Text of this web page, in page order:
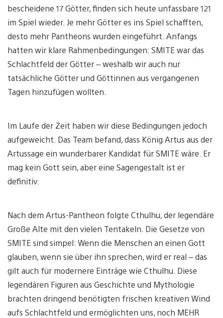
bescheidene 17 Götter, finden sich heute unfassbare 121
im Spiel wieder. Je mehr Götter es ins Spiel schafften,
desto mehr Pantheons wurden eingeführt. Anfangs
hatten wir klare Rahmenbedingungen: SMITE war das
Schlachtfeld der Götter – weshalb wir auch nur
tatsächliche Götter und Göttinnen aus vergangenen
Tagen hinzufügen wollten.
Im Laufe der Zeit haben wir diese Bedingungen jedoch
aufgeweicht. Das Team befand, dass König Artus aus der
Artussage ein wunderbarer Kandidat für SMITE wäre. Er
mag kein Gott sein, aber eine Sagengestalt ist er
definitiv.
Nach dem Artus-Pantheon folgte Cthulhu, der legendäre
Große Alte mit den vielen Tentakeln. Die Gesetze von
SMITE sind simpel: Wenn die Menschen an einen Gott
glauben, wenn sie über ihn sprechen, wird er real – das
gilt auch für modernere Einträge wie Cthulhu. Diese
legendären Figuren aus Geschichte und Mythologie
brachten dringend benötigten frischen kreativen Wind
aufs Schlachtfeld und ermöglichten uns, noch MEHR